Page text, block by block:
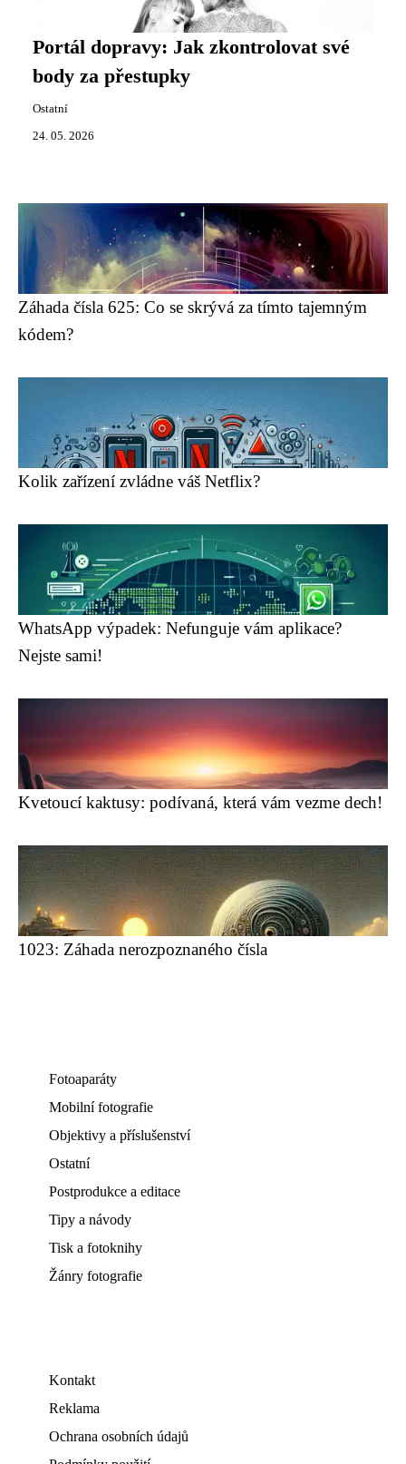
Portál dopravy: Jak zkontrolovat své
body za přestupky
Ostatní
24. 05. 2026
Záhada čísla 625: Co se skrývá za tímto tajemným
kódem?
Kolik zařízení zvládne váš Netflix?
WhatsApp výpadek: Nefunguje vám aplikace?
Nejste sami!
Kvetoucí kaktusy: podívaná, která vám vezme dech!
1023: Záhada nerozpoznaného čísla
Fotoaparáty
Mobilní fotografie
Objektivy a příslušenství
Ostatní
Postprodukce a editace
Tipy a návody
Tisk a fotoknihy
Žánry fotografie
Kontakt
Reklama
Ochrana osobních údajů